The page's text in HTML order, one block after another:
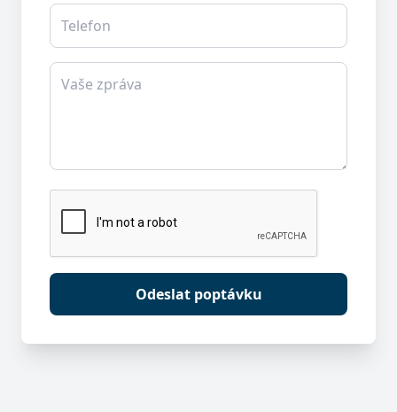
Telefon
Vaše zpráva
Odeslat poptávku